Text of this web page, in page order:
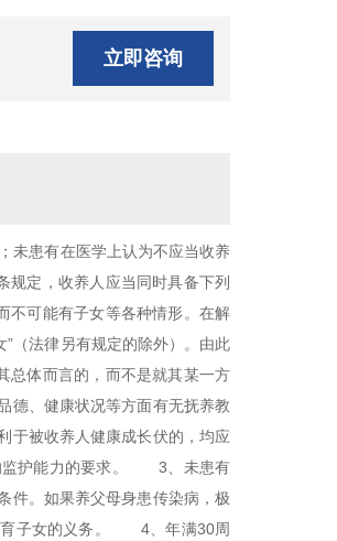
立即咨询
未患有在医学上认为不应当收养
定，收养人应当同时具备下列
可能有子女等各种情形。在解
（法律另有规定的除外）。由此
体而言的，而不是就其某一方
德、健康状况等方面有无抚养教
于被收养人健康成长伏的，均应
监护能力的要求。 3、未患有
。如果养父母身患传染病，极
育子女的义务。 4、年满30周